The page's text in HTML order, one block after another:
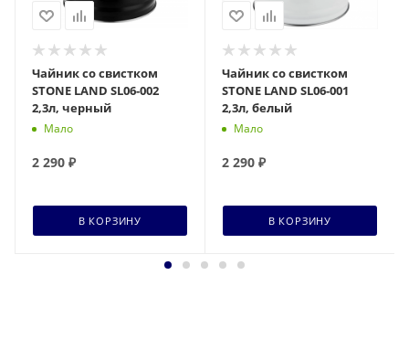
Чайник со свистком
STONE LAND SL06-002
2,3л, черный
Мало
2 290 ₽
В КОРЗИНУ
Чайник со свистком
STONE LAND SL06-001
2,3л, белый
Мало
2 290 ₽
В КОРЗИНУ